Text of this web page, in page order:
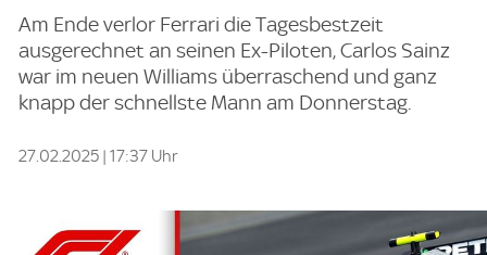
Am Ende verlor Ferrari die Tagesbestzeit
ausgerechnet an seinen Ex-Piloten, Carlos Sainz
war im neuen Williams überraschend und ganz
knapp der schnellste Mann am Donnerstag.
27.02.2025 | 17:37 Uhr